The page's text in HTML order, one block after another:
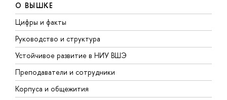
О ВЫШКЕ
Цифры и факты
Руководство и структура
Устойчивое развитие в НИУ ВШЭ
Преподаватели и сотрудники
Корпуса и общежития